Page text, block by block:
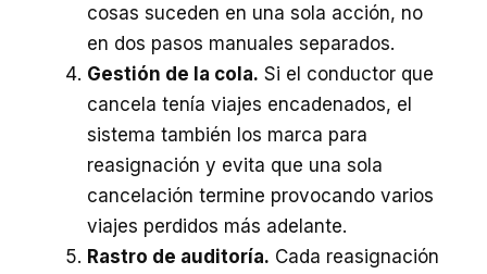
cosas suceden en una sola acción, no
en dos pasos manuales separados.
Gestión de la cola. Si el conductor que
cancela tenía viajes encadenados, el
sistema también los marca para
reasignación y evita que una sola
cancelación termine provocando varios
viajes perdidos más adelante.
Rastro de auditoría. Cada reasignación